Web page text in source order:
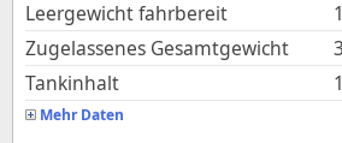
Leergewicht fahrbereit
Zugelassenes Gesamtgewicht
Tankinhalt
Mehr Daten